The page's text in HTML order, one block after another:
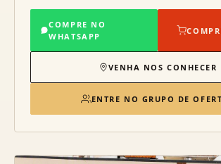
COMPRE NO
WHATSAPP
VENHA NOS CONHECER
ENTRE NO GRUPO DE